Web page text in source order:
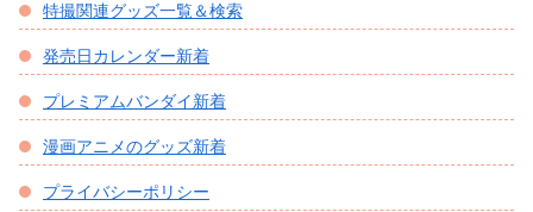
特撮関連グッズ一覧＆検索
発売日カレンダー新着
プレミアムバンダイ新着
漫画アニメのグッズ新着
プライバシーポリシー